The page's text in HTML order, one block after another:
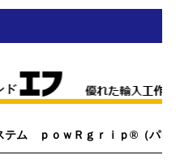
テム ｐｏｗＲｇｒｉｐ®（パワ